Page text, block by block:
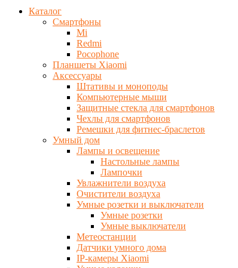
Каталог
Смартфоны
Mi
Redmi
Pocophone
Планшеты Xiaomi
Аксессуары
Штативы и моноподы
Компьютерные мыши
Защитные стекла для смартфонов
Чехлы для смартфонов
Ремешки для фитнес-браслетов
Умный дом
Лампы и освещение
Настольные лампы
Лампочки
Увлажнители воздуха
Очистители воздуха
Умные розетки и выключатели
Умные розетки
Умные выключатели
Метеостанции
Датчики умного дома
IP-камеры Xiaomi